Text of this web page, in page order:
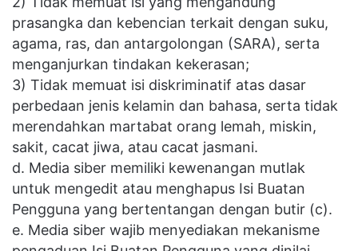
prasangka dan kebencian terkait dengan suku,
agama, ras, dan antargolongan (SARA), serta
menganjurkan tindakan kekerasan;
3) Tidak memuat isi diskriminatif atas dasar
perbedaan jenis kelamin dan bahasa, serta tidak
merendahkan martabat orang lemah, miskin,
sakit, cacat jiwa, atau cacat jasmani.
d. Media siber memiliki kewenangan mutlak
untuk mengedit atau menghapus Isi Buatan
Pengguna yang bertentangan dengan butir (c).
e. Media siber wajib menyediakan mekanisme